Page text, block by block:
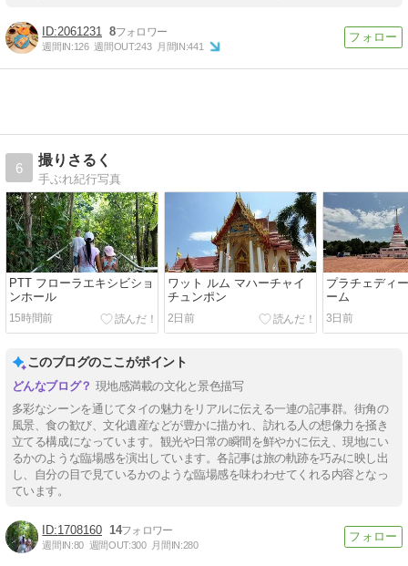
2061231 8
週間IN:126 週間OUT:243 月間IN:441
6
撮りさるく
手ぶれ紀行写真
PTT フローラエキシビショ
ンホール
15時間前
ワット ルム マハーチャイ
チュンポン
2日前
プラチェディ
ーム
3日前
このブログのここがポイント
現地感満載の文化と景色描写
多彩なシーンを通じてタイの魅力をリアルに伝える一連の記事群。街角の
風景、食の歓び、文化遺産などが豊かに描かれ、訪れる人の想像力を掻き
立てる構成になっています。観光や日常の瞬間を鮮やかに伝え、現地にい
るかのような臨場感を演出しています。各記事は旅の軌跡を巧みに映し出
し、自分の目で見ているかのような臨場感を味わわせてくれる内容となっ
ています。
1708160 14
週間IN:80 週間OUT:300 月間IN:280